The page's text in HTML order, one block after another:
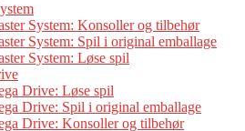
System: Konsoller og tilbehør
System: Spil i original emballage
System: Løse spil
Drive: Løse spil
Drive: Spil i original emballage
Drive: Konsoller og tilbehør